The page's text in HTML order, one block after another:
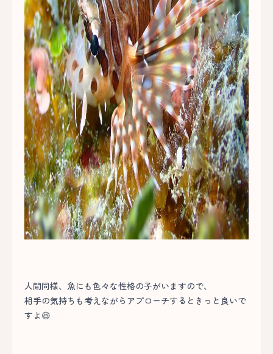
人間同様、魚にも色々な性格の子がいますので、
相手の気持ちも考えながらアプローチするときっと良いで
すよ😆